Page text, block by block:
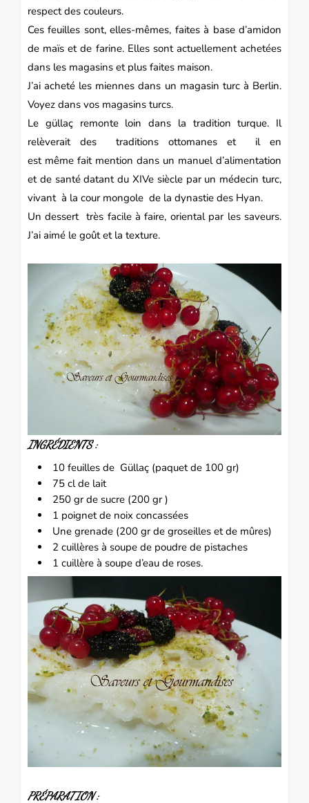
respect des couleurs.
Ces feuilles sont, elles-mêmes, faites à base d’amidon
de maïs et de farine. Elles sont actuellement achetées
dans les magasins et plus faites maison.
J’ai acheté les miennes dans un magasin turc à Berlin.
Voyez dans vos magasins turcs.
Le güllaç remonte loin dans la tradition turque. Il
relèverait des traditions ottomanes et il en
est même fait mention dans un manuel d’alimentation
et de santé datant du XIVe siècle par un médecin turc,
vivant à la cour mongole de la dynastie des Hyan.
Un dessert très facile à faire, oriental par les saveurs.
J’ai aimé le goût et la texture.
INGRÉDIENTS :
10 feuilles de Güllaç (paquet de 100 gr)
75 cl de lait
250 gr de sucre (200 gr )
1 poignet de noix concassées
Une grenade (200 gr de groseilles et de mûres)
2 cuillères à soupe de poudre de pistaches
1 cuillère à soupe d’eau de roses.
PRÉPARATION :